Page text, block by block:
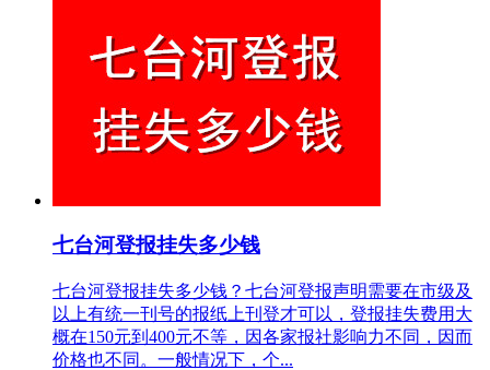
七台河登报挂失多少钱
七台河登报挂失多少钱？七台河登报声明需要在市级及
以上有统一刊号的报纸上刊登才可以，登报挂失费用大
概在150元到400元不等，因各家报社影响力不同，因而
价格也不同。一般情况下，个...